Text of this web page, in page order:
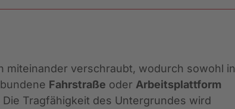
miteinander verschraubt, wodurch sowohl in
Fahrstraße oder Arbeitsplattform
Tragfähigkeit des Untergrundes wird